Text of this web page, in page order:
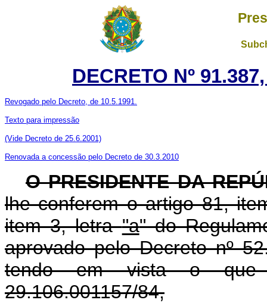
DECRETO Nº
Revogado pelo Decreto, de 10.5.1991.
Texto para impressão
(Vide Decreto de 25.6.2001)
Renovada a concessão pelo Decreto de 30.3.2010
O PRESIDENTE DA
lhe conferem o artigo 81,
item 3, letra"a" do
aprovado pelo Decreto nº
tendo em vista o que
29.106.001157/84,